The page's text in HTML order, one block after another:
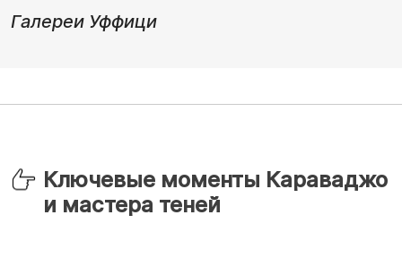
Галереи Уффици
Ключевые моменты Караваджо
и мастера теней